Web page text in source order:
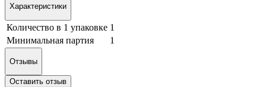
Характеристики
Количество в 1 упаковке 1
Минимальная партия
1
Отзывы
Оставить отзыв